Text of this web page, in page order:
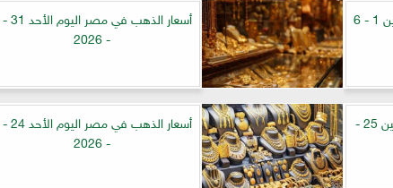
أسعار الذهب في مصر اليوم الإثنين 1 - 6
- 2026
أسعار الذهب في مصر اليوم الإثنين 25 -
- 2026